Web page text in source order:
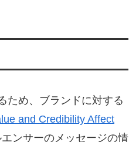
ため、ブランドに対する
and Credibility Affect
ンサーのメッセージの情